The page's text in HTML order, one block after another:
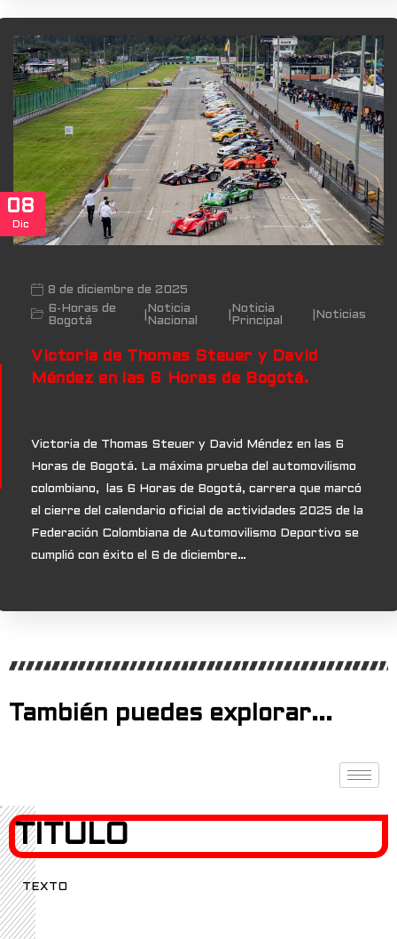
08
Dic
8 de diciembre de 2025
6-Horas de
Bogotá
Noticia
Nacional
Noticia
Principal
Noticias
Victoria de Thomas Steuer y David
Méndez en las 6 Horas de Bogotá.
Victoria de Thomas Steuer y David Méndez en las 6
Horas de Bogotá. La máxima prueba del automovilismo
colombiano, las 6 Horas de Bogotá, carrera que marcó
el cierre del calendario oficial de actividades 2025 de la
Federación Colombiana de Automovilismo Deportivo se
cumplió con éxito el 6 de diciembre…
También puedes explorar...
TITULO
TEXTO